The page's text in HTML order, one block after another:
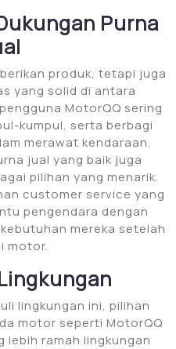
Purna
produk, tetapi juga
yang solid di antara
MotorQQ sering
kumpul, serta berbagi
merawat kendaraan.
jual yang baik juga
pilihan yang menarik.
customer service yang
pengendara dengan
mereka setelah
motor.
lingkungan ini, pilihan
motor seperti MotorQQ
lebih ramah lingkungan